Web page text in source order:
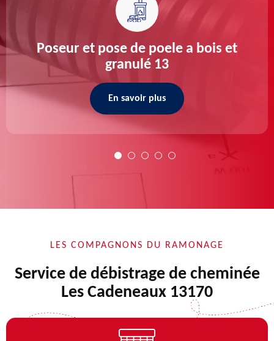
Poseur et pose de poele a bois et
granulé 13
En savoir plus
LES COMPAGNONS DU RAMONAGE
Service de débistrage de cheminée
Les Cadeneaux 13170